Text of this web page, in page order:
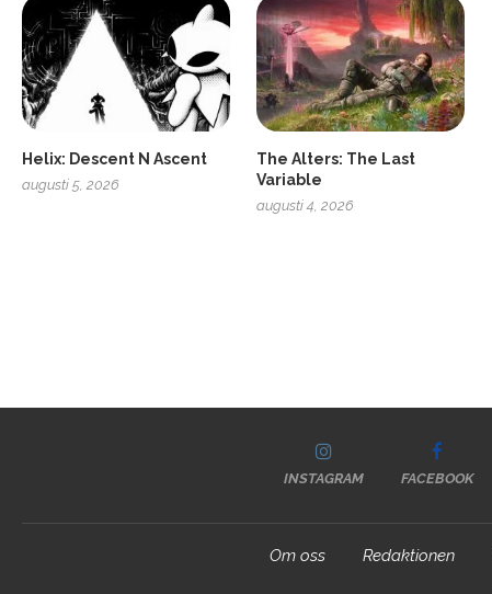
Helix: Descent N Ascent
augusti 5, 2026
The Alters: The Last
Variable
augusti 4, 2026
INSTAGRAM FACEBOOK
Om oss Redaktionen